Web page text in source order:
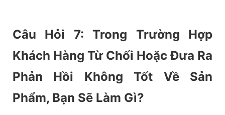
Câu Hỏi 7: Trong Trường Hợp
Khách Hàng Từ Chối Hoặc Đưa Ra
Phản Hồi Không Tốt Về Sản
Phẩm, Bạn Sẽ Làm Gì?